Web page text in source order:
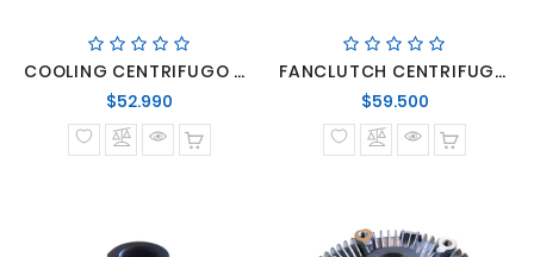
COOLING CENTRIFUGO BOMBA AGUA PORTER 97>GALLOPER II
$52.990
normal
FANCLUTCH CENTRIFUGO BOMBA AGUA H1 NEW 2012->PORTER II 2012->/FRONTIER 2012->/SORENTO
$59.500Precio
normal